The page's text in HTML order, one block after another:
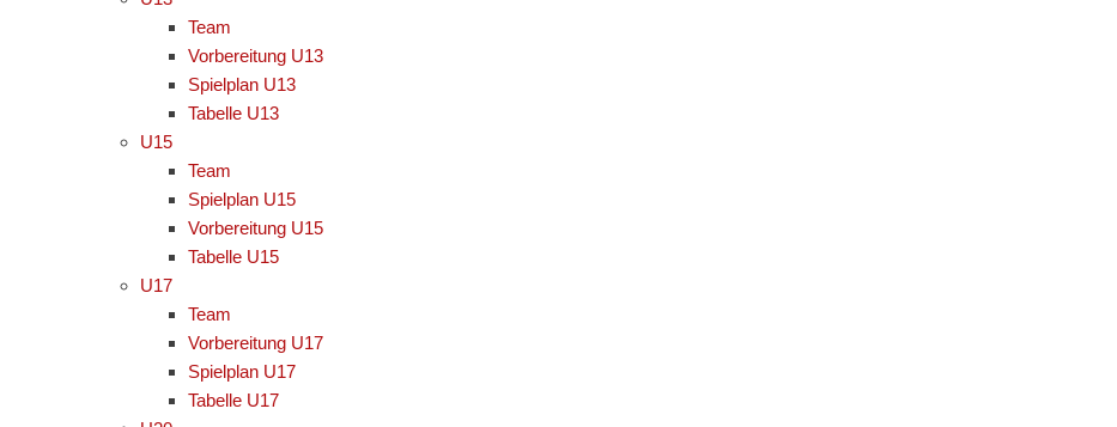
Team
Vorbereitung U13
Spielplan U13
Tabelle U13
U15
Team
Spielplan U15
Vorbereitung U15
Tabelle U15
U17
Team
Vorbereitung U17
Spielplan U17
Tabelle U17